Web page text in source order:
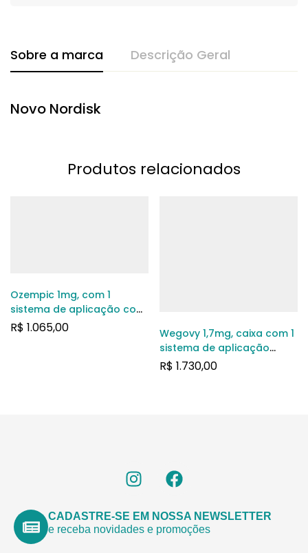
Sobre a marca Descrição Geral
Novo Nordisk
Produtos relacionados
Ozempic 1mg, com 1
sistema de aplicação com
3mL de solução de uso
R$ 1.065,00
Wegovy 1,7mg, caixa com 1
sistema de aplicação
preenchido com 3mL de
R$ 1.730,00
CADASTRE-SE EM NOSSA NEWSLETTER
e receba novidades e promoções